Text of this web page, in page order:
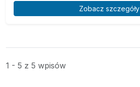
Zobacz szczegóły
1 - 5 z 5 wpisów